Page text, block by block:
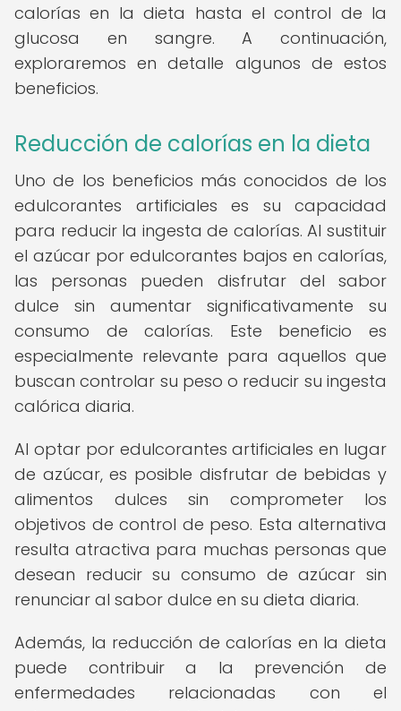
calorías en la dieta hasta el control de la
glucosa en sangre. A continuación,
exploraremos en detalle algunos de estos
beneficios.
Reducción de calorías en la dieta
Uno de los beneficios más conocidos de los
edulcorantes artificiales es su capacidad
para reducir la ingesta de calorías. Al sustituir
el azúcar por edulcorantes bajos en calorías,
las personas pueden disfrutar del sabor
dulce sin aumentar significativamente su
consumo de calorías. Este beneficio es
especialmente relevante para aquellos que
buscan controlar su peso o reducir su ingesta
calórica diaria.
Al optar por edulcorantes artificiales en lugar
de azúcar, es posible disfrutar de bebidas y
alimentos dulces sin comprometer los
objetivos de control de peso. Esta alternativa
resulta atractiva para muchas personas que
desean reducir su consumo de azúcar sin
renunciar al sabor dulce en su dieta diaria.
Además, la reducción de calorías en la dieta
puede contribuir a la prevención de
enfermedades relacionadas con el